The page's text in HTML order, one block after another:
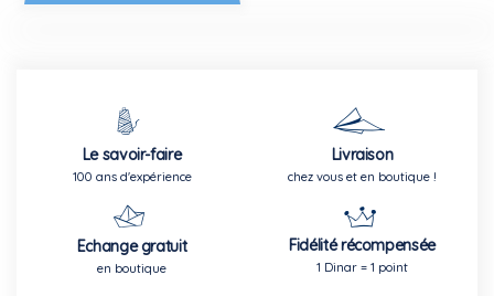
Le savoir-faire
100 ans d'expérience
Livraison
chez vous et en boutique !
Echange gratuit
en boutique
Fidélité récompensée
1 Dinar = 1 point